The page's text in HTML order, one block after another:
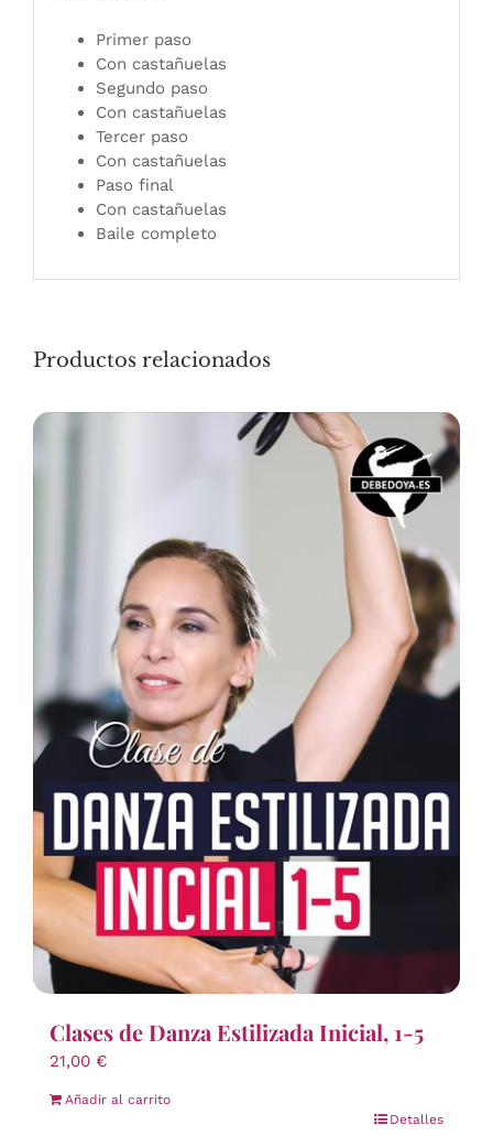
Primer paso
Con castañuelas
Segundo paso
Con castañuelas
Tercer paso
Con castañuelas
Paso final
Con castañuelas
Baile completo
Productos relacionados
Clases de Danza Estilizada Inicial, 1-5
21,00 €
Añadir al carrito
Detalles